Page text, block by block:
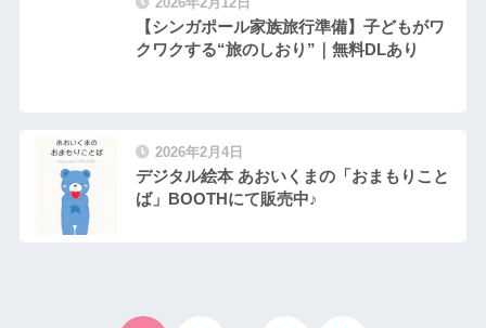
【シンガポール家族旅行準備】子どもがワ
クワクする“旅のしおり”｜無料DLあり
2026年2月4日
デジタル絵本 あおいくまの「おまもりこと
ば」BOOTHにて販売中♪